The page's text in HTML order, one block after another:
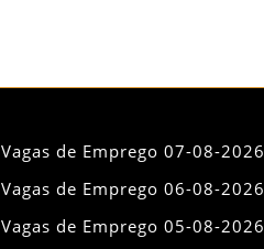
Vagas de Emprego 07-08-2026
Vagas de Emprego 06-08-2026
Vagas de Emprego 05-08-2026